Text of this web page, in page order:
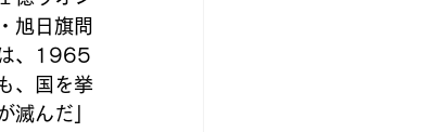
旭日旗問
は、1965
、国を挙
滅んだ」